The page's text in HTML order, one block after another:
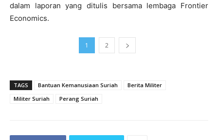
dalam laporan yang ditulis bersama lembaga Frontier
Economics.
1 2
TAGS Bantuan Kemanusiaan Suriah
Berita Militer
Militer Suriah
Perang Suriah